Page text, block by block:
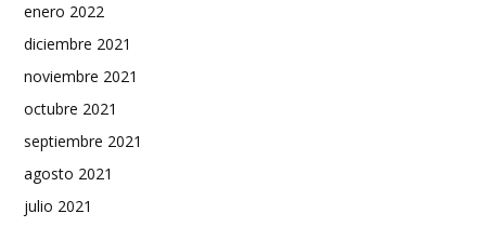
enero 2022
diciembre 2021
noviembre 2021
octubre 2021
septiembre 2021
agosto 2021
julio 2021